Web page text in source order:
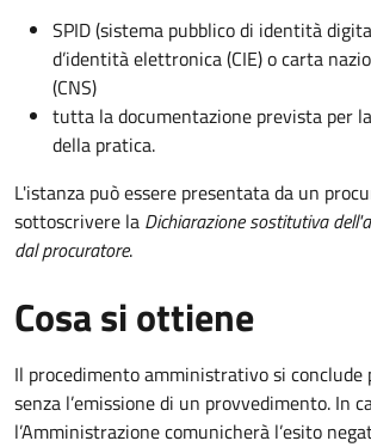
SPID (sistema pubblico di identità
d’identità elettronica (CIE) o carta
(CNS)
tutta la documentazione prevista per
della pratica.
L'istanza può essere presentata da un
sottoscrivere la Dichiarazione sostitutiva
dal procuratore.
Cosa si ottiene
Il procedimento amministrativo si
senza l’emissione di un provvedimento. In
l’Amministrazione comunicherà l’esito